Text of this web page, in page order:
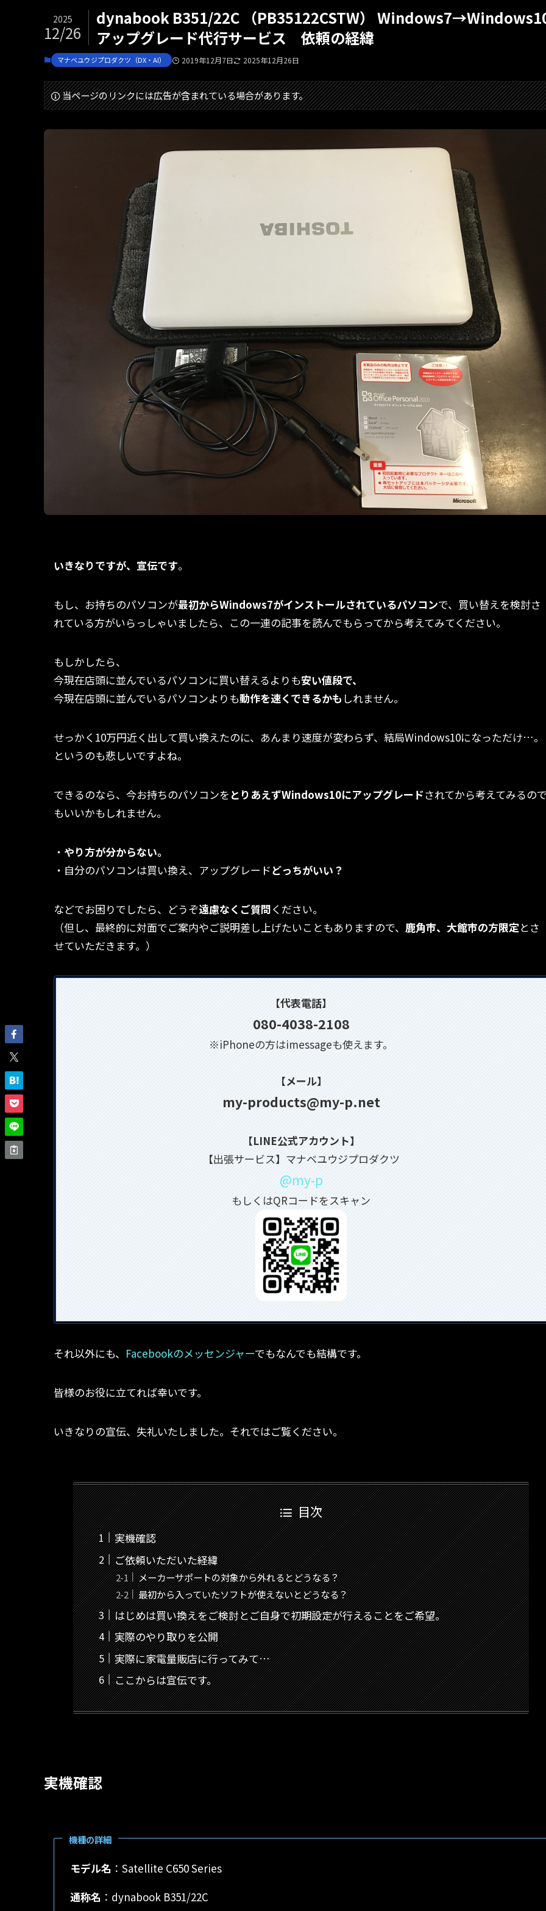
dynabook B351/22C （PB35122CSTW）
アップグレード代行サービス 依頼の経緯
2025
12/26
マナベユウジプロダクツ（DX・AI） 2019年12月7日 2025年12月26日
当ページのリンクには広告が含まれている場合があります。
いきなりですが、宣伝です。
もし、お持ちのパソコンが最初からWindows7がインストールされているパソコンで、 買い替えを検討さ
れている方がいらっしゃいましたら、この一連の記事を読んでもらってから考えてみてください。
もしかしたら、
今現在店頭に並んでいるパソコンに買い替えるよりも安い値段で、
今現在店頭に並んでいるパソコンよりも動作を速くできるかも しれません。
せっかく10万円近く出して買い換えたのに、 あんまり速度が変わらず、結局Windows10になっただけ…。
というのも悲しいですよね。
できるのなら、今お持ちのパソコンを とりあえずWindows10にアップグレードされてから考えてみるの
もいいかもしれません。
・ やり方が分からない。
・自分のパソコンは買い換え、アップグレードどっちがいい？
などでお困りでしたら、どうぞ遠慮なくご質問ください。
（但し、最終的に対面でご案内やご説明差し上げたいこともありますので、 鹿角市、大館市の方限定とさ
せていただきます。）
【代表電話】
080-4038-2108
※iPhoneの方はimessageも使えます。
【メール】
my-products@my-p.net
【LINE公式アカウント】
【出張サービス】マナベユウジプロダクツ
@my-p
もしくはQRコードをスキャン
それ以外にも、 Facebookのメッセンジャーでもなんでも結構です。
皆様のお役に立てれば幸いです。
いきなりの宣伝、失礼いたしました。それではご覧ください。
目次
実機確認
ご依頼いただいた経緯
メーカーサポートの対象から外れるとどうなる？
最初から入っていたソフトが使えないとどうなる？
はじめは買い換えをご検討とご自身で初期設定が行えることをご希望。
実際のやり取りを公開
実際に家電量販店に行ってみて…
ここからは宣伝です。
実機確認
機種の詳細
モデル名 ：Satellite C650 Series
通称名 ：dynabook B351/22C